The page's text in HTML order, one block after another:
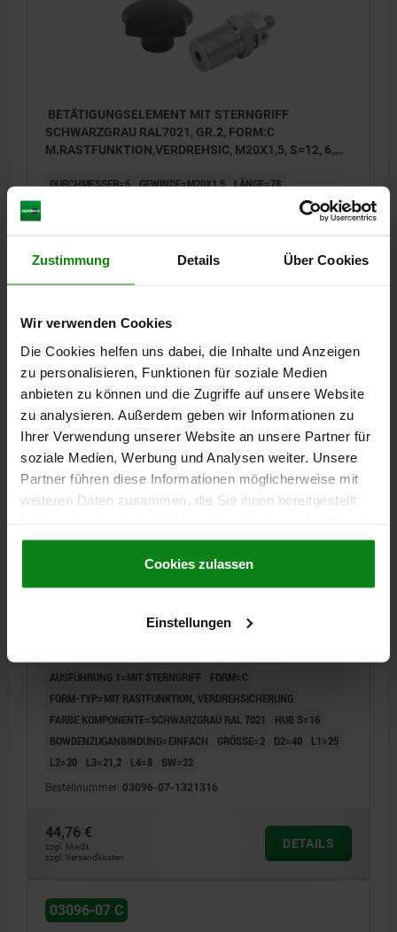
Zustimmung Details Über Cookies
Wir verwenden Cookies
Die Cookies helfen uns dabei, die Inhalte und Anzeigen
zu personalisieren, Funktionen für soziale Medien
anbieten zu können und die Zugriffe auf unsere Website
zu analysieren. Außerdem geben wir Informationen zu
Ihrer Verwendung unserer Website an unsere Partner für
soziale Medien, Werbung und Analysen weiter. Unsere
Partner führen diese Informationen möglicherweise mit
weiteren Daten zusammen, die Sie ihnen bereitgestellt
gesammelt haben.Cookie Richtlinien
Datenschutz|AGB
Cookies zulassen
Einstellungen
BETÄTIGUNGSELEMENT MIT STERNGRIFF
SCHWARZGRAU RAL7021, GR.2, FORM:C
M.RASTFUNKTION,VERDREHSIC, M20X1,5, S=12, 6,
DURCHMESSER=6 GEWINDE=M20X1,5 LÄNGE=78
BOWDENZUGANBINDUNG=EINFACH GRÖSSE=2 D2=40 L1=25
L2=20 L3=21,2 L4=8
47,03 €
zzgl. MwSt.
DETAILS
03096-07 C
BETÄTIGUNGSELEMENT MIT STERNGRIFF
M.RASTFUNKTION,VERDREHSIC, M20X1,5, S=16, 6,
AUSFÜHRUNG 1=MIT STERNGRIFF
FORM=C
FORM-TYP=MIT RASTFUNKTION, VERDREHSICHERUNG
FARBE KOMPONENTE=SCHWARZGRAU RAL 7021
HUB S=16
BOWDENZUGANBINDUNG=EINFACH
GRÖSSE=2 D2=40
L1=25
L2=20
L3=21,2 L4=8 SW=22
Bestellnummer: 03096-07-1321316
44,76 €
zzgl. MwSt.
zzgl. Versandkosten
DETAILS
03096-07 C